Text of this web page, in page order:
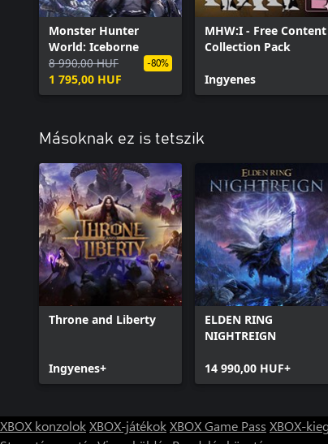
Monster Hunter
World: Iceborne
8 990,00 HUF
1 795,00 HUF
-80%
MHW:I - Free Content
Collection Pack
Ingyenes
Másoknak ez is tetszik
Throne and Liberty
Ingyenes+
ELDEN RING
NIGHTREIGN
14 990,00 HUF+
XBOX konzolokXBOX-játékokXBOX Game Pass XBOX-